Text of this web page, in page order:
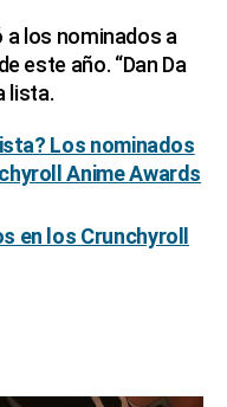
a los nominados a
este año. “Dan Da
lista.
Los nominados
Anime Awards
en los Crunchyroll